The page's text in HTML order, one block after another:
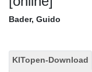
Bader, Guido
KITopen-Download